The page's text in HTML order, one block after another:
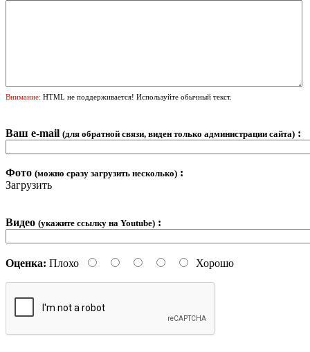
Внимание: HTML не поддерживается! Используйте обычный текст.
Ваш e-mail (для обратной связи, виден только администрации сайта) :
Фото (можно сразу загрузить несколько) :
Загрузить
Видео (укажите ссылку на Youtube) :
Оценка: Плохо Хорошо